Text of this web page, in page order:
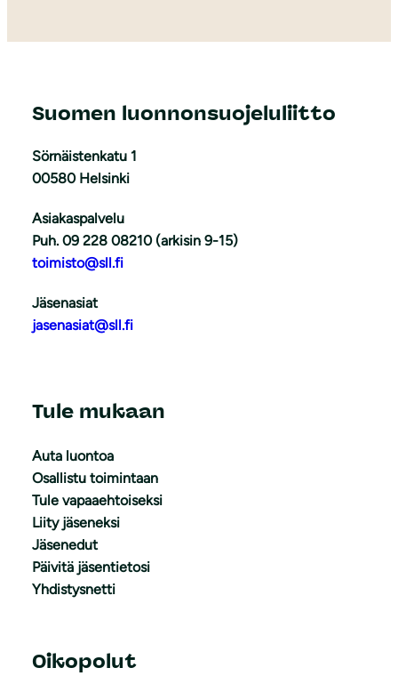
Suomen luonnonsuojeluliitto
Sörnäistenkatu 1
00580 Helsinki
Asiakaspalvelu
Puh. 09 228 08210 (arkisin 9-15)
toimisto@sll.fi
Jäsenasiat
jasenasiat@sll.fi
Tule mukaan
Auta luontoa
Osallistu toimintaan
Tule vapaaehtoiseksi
Liity jäseneksi
Jäsenedut
Päivitä jäsentietosi
Yhdistysnetti
Oikopolut